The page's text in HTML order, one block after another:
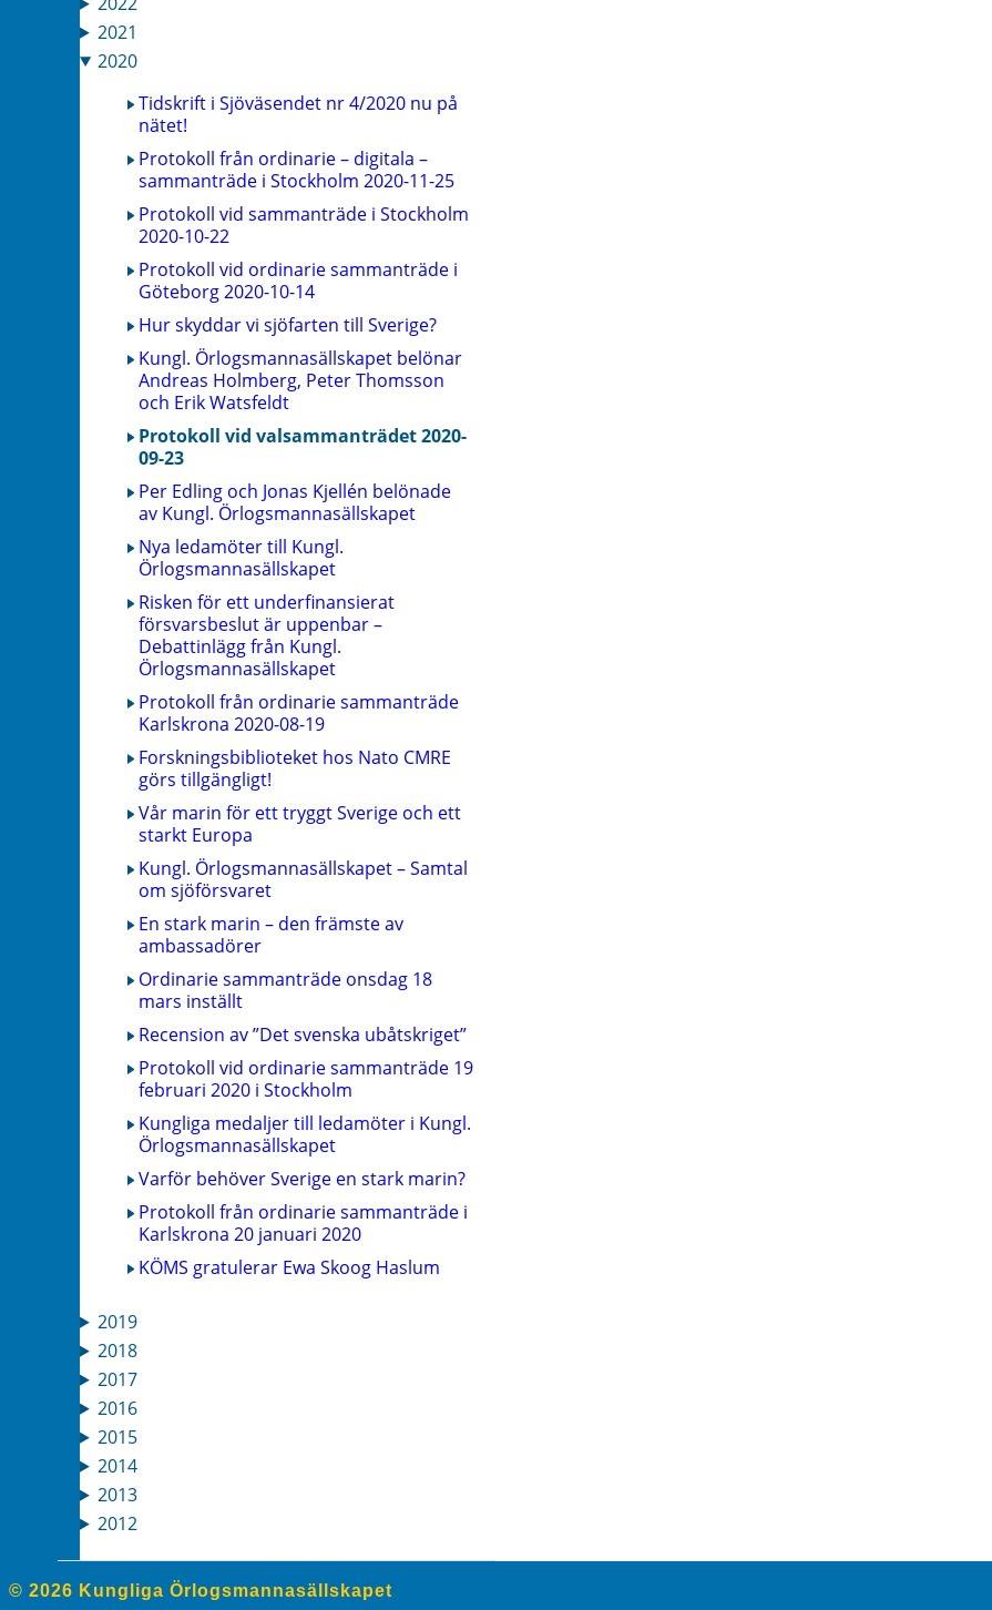
2021
2020
Tidskrift i Sjöväsendet nr 4/2020 nu på
nätet!
Protokoll från ordinarie – digitala –
sammanträde i Stockholm 2020-11-25
Protokoll vid sammanträde i Stockholm
2020-10-22
Protokoll vid ordinarie sammanträde i
Göteborg 2020-10-14
Hur skyddar vi sjöfarten till Sverige?
Kungl. Örlogsmannasällskapet belönar
Andreas Holmberg, Peter Thomsson
och Erik Watsfeldt
Protokoll vid valsammanträdet 2020-
09-23
Per Edling och Jonas Kjellén belönade
av Kungl. Örlogsmannasällskapet
Nya ledamöter till Kungl.
Örlogsmannasällskapet
Risken för ett underfinansierat
försvarsbeslut är uppenbar –
Debattinlägg från Kungl.
Örlogsmannasällskapet
Protokoll från ordinarie sammanträde
Karlskrona 2020-08-19
Forskningsbiblioteket hos Nato CMRE
görs tillgängligt!
Vår marin för ett tryggt Sverige och ett
starkt Europa
Kungl. Örlogsmannasällskapet – Samtal
om sjöförsvaret
En stark marin – den främste av
ambassadörer
Ordinarie sammanträde onsdag 18
mars inställt
Recension av ”Det svenska ubåtskriget”
Protokoll vid ordinarie sammanträde 19
februari 2020 i Stockholm
Kungliga medaljer till ledamöter i Kungl.
Örlogsmannasällskapet
Varför behöver Sverige en stark marin?
Protokoll från ordinarie sammanträde i
Karlskrona 20 januari 2020
KÖMS gratulerar Ewa Skoog Haslum
2019
2018
2017
2016
2015
2014
2013
2012
© 2026 Kungliga Örlogsmannasällskapet